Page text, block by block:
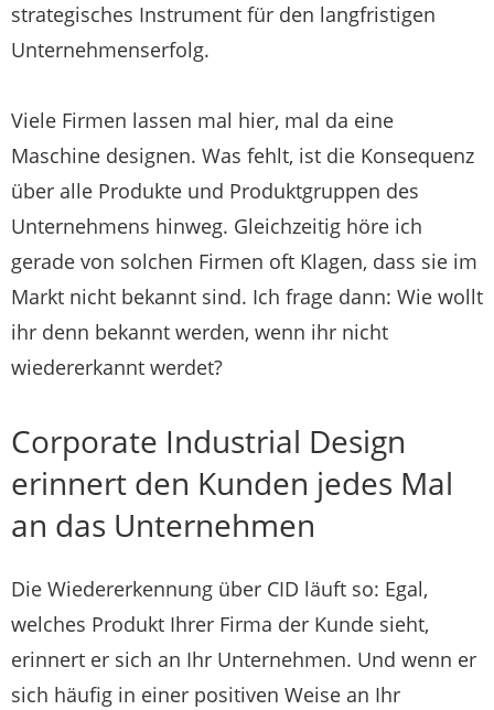
strategisches Instrument für den langfristigen
Unternehmenserfolg.
Viele Firmen lassen mal hier, mal da eine
Maschine designen. Was fehlt, ist die Konsequenz
über alle Produkte und Produktgruppen des
Unternehmens hinweg. Gleichzeitig höre ich
gerade von solchen Firmen oft Klagen, dass sie im
Markt nicht bekannt sind. Ich frage dann: Wie wollt
ihr denn bekannt werden, wenn ihr nicht
wiedererkannt werdet?
Corporate Industrial Design
erinnert den Kunden jedes Mal
an das Unternehmen
Die Wiedererkennung über CID läuft so: Egal,
welches Produkt Ihrer Firma der Kunde sieht,
erinnert er sich an Ihr Unternehmen. Und wenn er
sich häufig in einer positiven Weise an Ihr